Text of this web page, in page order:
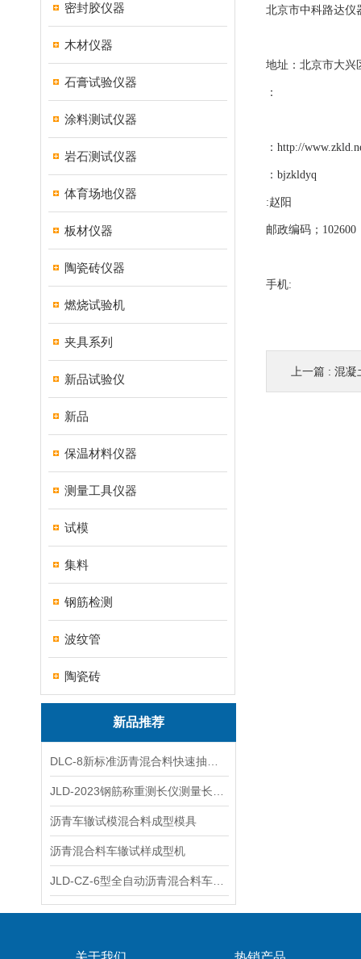
密封胶仪器
木材仪器
石膏试验仪器
涂料测试仪器
岩石测试仪器
体育场地仪器
板材仪器
陶瓷砖仪器
燃烧试验机
夹具系列
新品试验仪
新品
保温材料仪器
测量工具仪器
试模
集料
钢筋检测
波纹管
陶瓷砖
新品推荐
沥青车辙试模混合料成型模具
沥青混合料车辙试样成型机
北京市中科路达仪
地址：北京市大兴
：
： http://
： bjzkldyq
:赵阳
邮政编码；102600
手机:
上一篇 : 混凝